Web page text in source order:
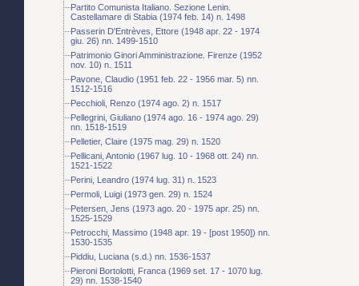
Partito Comunista Italiano. Sezione Lenin.
Castellamare di Stabia (1974 feb. 14) n. 1498
Passerin D'Entrèves, Ettore (1948 apr. 22 - 1974
giu. 26) nn. 1499-1510
Patrimonio Ginori Amministrazione. Firenze (1952
nov. 10) n. 1511
Pavone, Claudio (1951 feb. 22 - 1956 mar. 5) nn.
1512-1516
Pecchioli, Renzo (1974 ago. 2) n. 1517
Pellegrini, Giuliano (1974 ago. 16 - 1974 ago. 29)
nn. 1518-1519
Pelletier, Claire (1975 mag. 29) n. 1520
Pellicani, Antonio (1967 lug. 10 - 1968 ott. 24) nn.
1521-1522
Perini, Leandro (1974 lug. 31) n. 1523
Permoli, Luigi (1973 gen. 29) n. 1524
Petersen, Jens (1973 ago. 20 - 1975 apr. 25) nn.
1525-1529
Petrocchi, Massimo (1948 apr. 19 - [post 1950]) nn.
1530-1535
Piddiu, Luciana (s.d.) nn. 1536-1537
Pieroni Bortolotti, Franca (1969 set. 17 - 1070 lug.
29) nn. 1538-1540